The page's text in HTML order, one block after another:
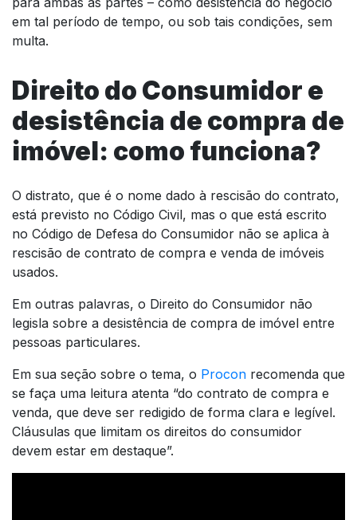
em tal período de tempo, ou sob tais condições, sem
multa.
Direito do Consumidor e
desistência de compra de
imóvel: como funciona?
O distrato, que é o nome dado à rescisão do contrato,
está previsto no Código Civil, mas o que está escrito
no Código de Defesa do Consumidor não se aplica à
rescisão de contrato de compra e venda de imóveis
usados.
Em outras palavras, o Direito do Consumidor não
legisla sobre a desistência de compra de imóvel entre
pessoas particulares.
Em sua seção sobre o tema, o Procon recomenda que
se faça uma leitura atenta “do contrato de compra e
venda, que deve ser redigido de forma clara e legível.
Cláusulas que limitam os direitos do consumidor
devem estar em destaque”.